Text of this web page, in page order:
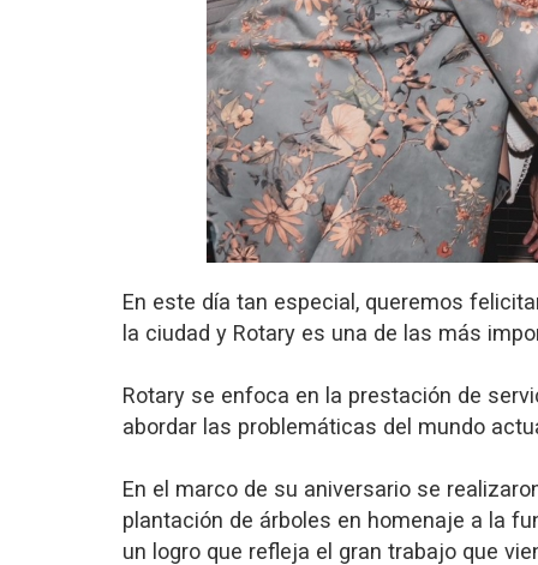
En este día tan especial, queremos
la ciudad y Rotary es una de las más
Rotary se enfoca en la prestación de
abordar las problemáticas del mundo
En el marco de su aniversario se
plantación de árboles en homenaje a la
un logro que refleja el gran trabajo que